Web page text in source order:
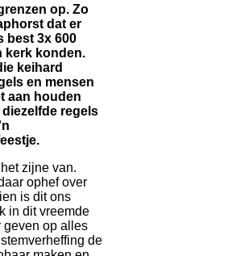
op. Zo
dat er
best 3x 600
kerk konden.
keihard
en mensen
aan houden
regels
zijne van.
ophef over
is dit ons
in dit vreemde
geven op alles
de